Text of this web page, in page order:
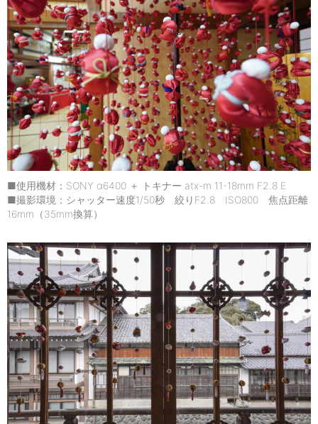
■使用機材：SONY α6400 ＋ トキナー atx-m 11-18mm F2.8 E
■撮影環境：シャッター速度1/50秒 絞りF2.8 ISO800 焦点距離
16mm（35mm換算）